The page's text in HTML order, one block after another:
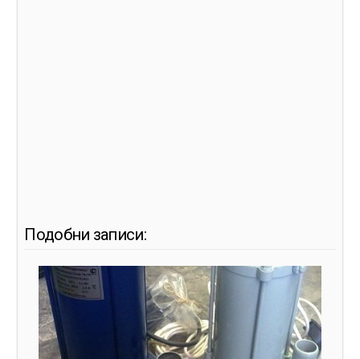
Подобни записи: